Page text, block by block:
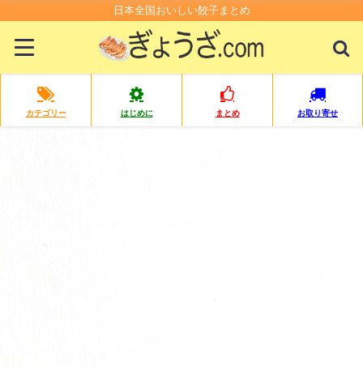
日本全国おいしい餃子まとめ
カテゴリー はじめに まとめ お取り寄せ